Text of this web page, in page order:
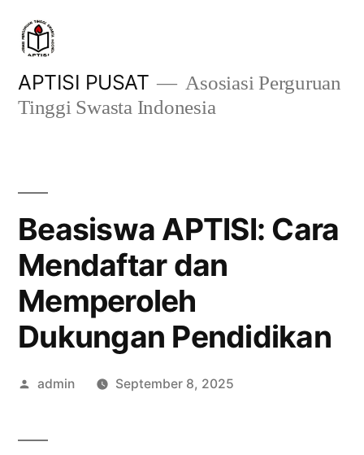
content
APTISI PUSAT
Asosiasi Perguruan
Tinggi Swasta Indonesia
Beasiswa APTISI: Cara
Mendaftar dan
Memperoleh
Dukungan Pendidikan
Posted
admin September 8, 2025